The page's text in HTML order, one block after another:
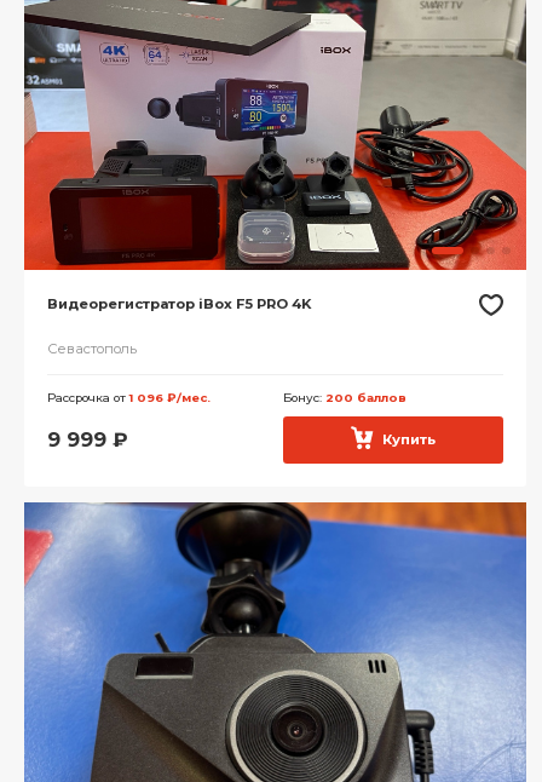
Видеорегистратор iBox F5 PRO 4K
Севастополь
Рассрочка от1 096 ₽/мес. Бонус: 200 баллов
9 999 ₽ Купить